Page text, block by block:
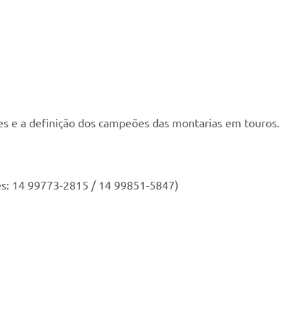
e a definição dos campeões das montarias em touros.
14 99773-2815 / 14 99851-5847)